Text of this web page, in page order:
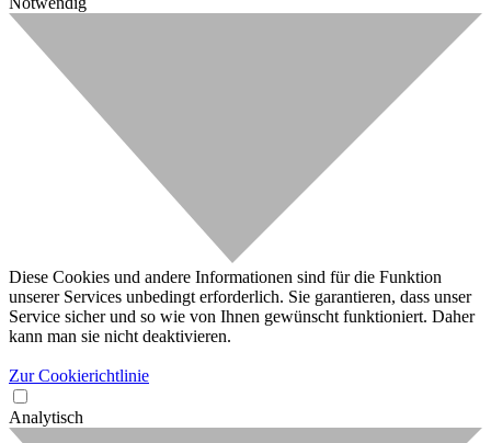
Diese Cookies und andere Informationen sind für die Funktion
unserer Services unbedingt erforderlich. Sie garantieren, dass unser
Service sicher und so wie von Ihnen gewünscht funktioniert. Daher
kann man sie nicht deaktivieren.
Zur Cookierichtlinie
Analytisch